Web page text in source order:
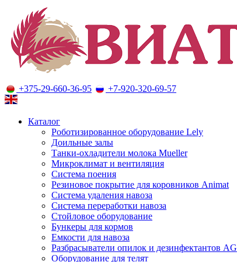
Оборудование для молочного животноводства
+375-29-660-36-95 +7-920-320-69-57
Каталог
Роботизированное оборудование Lely
Доильные залы
Танки-охладители молока Mueller
Микроклимат и вентиляция
Система поения
Резиновое покрытие для коровников Animat
Система удаления навоза
Система переработки навоза
Стойловое оборудование
Бункеры для кормов
Емкости для навоза
Разбрасыватели опилок и дезинфектантов AG
Оборудование для телят